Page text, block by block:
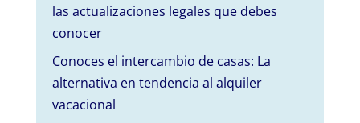
las actualizaciones legales que debes
conocer
Conoces el intercambio de casas: La
alternativa en tendencia al alquiler
vacacional